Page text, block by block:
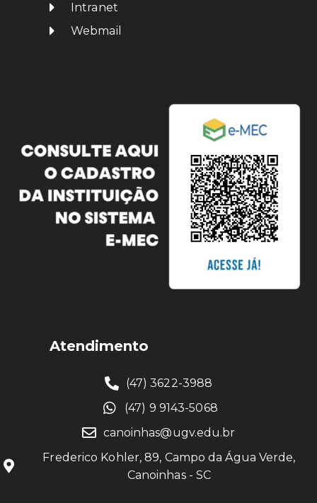
Intranet
Webmail
Atendimento
(47) 3622-3988
(47) 9 9143-5068
canoinhas@ugv.edu.br
Frederico Kohler, 89, Campo da Água Verde,
Canoinhas - SC